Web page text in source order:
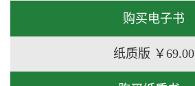
购买电子书
纸质版 ￥69.00